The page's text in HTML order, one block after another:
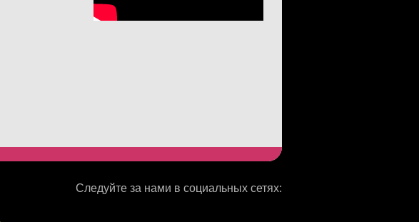
Следуйте за нами в социальных сетях: